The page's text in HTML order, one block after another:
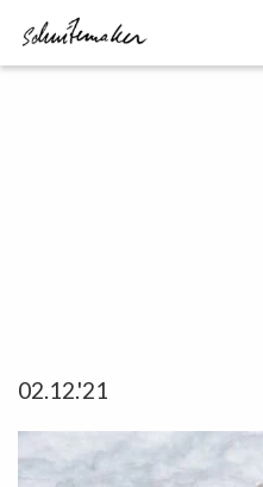
02.12.'21